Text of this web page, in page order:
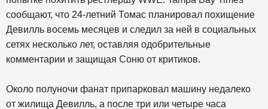
сообщают, что 24-летний Томас планировал похищение
Девилль восемь месяцев и следил за ней в социальных
сетях несколько лет, оставляя одобрительные
комментарии и защищая Соню от критиков.
Около полуночи фанат припарковал машину недалеко
от жилища Девилль, а после три или четыре часа